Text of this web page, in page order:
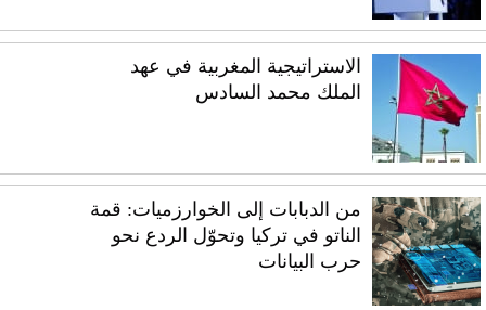
الاستراتيجية المغربية في عهد
الملك محمد السادس
من الدبابات إلى الخوارزميات: قمة
الناتو في تركيا وتحوّل الردع نحو
حرب البيانات